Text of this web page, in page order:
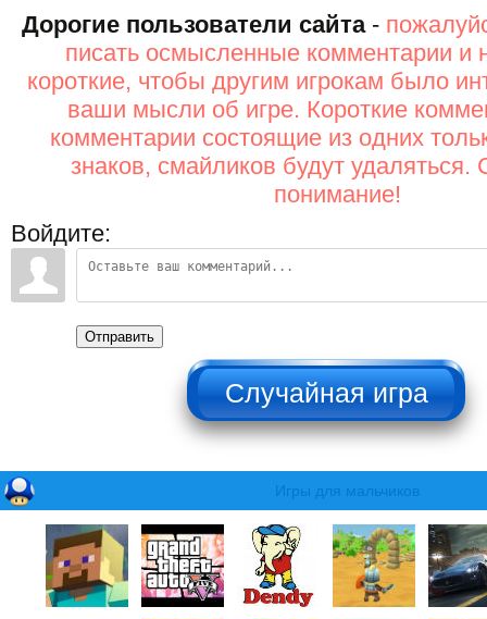
Дорогие пользователи сайта-
писать осмысленные комментарии и
короткие, чтобы другим игрокам было
ваши мысли об игре. Короткие
комментарии состоящие из одних
знаков, смайликов будут удаляться.
понимание!
Войдите:
Отправить
НЕ НАЖИМАТЬ!!!
Игры для мальчиков